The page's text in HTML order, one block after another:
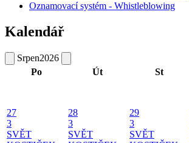
Oznamovací systém - Whistleblowing
Kalendář
Srpen2026
Po
Út St
27
3
SVĚT
28
3
SVĚT
29
3
SVĚT